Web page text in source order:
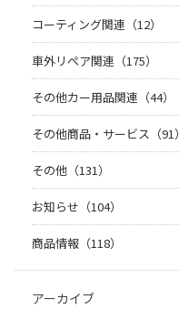
コーティング関連（12）
車外リペア関連（175）
その他カー用品関連（44）
その他商品・サービス（91）
その他（131）
お知らせ（104）
商品情報（118）
アーカイブ